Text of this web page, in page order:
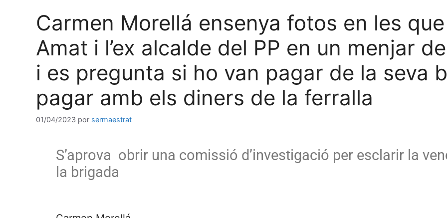
Carmen Morellá ensenya fotos en les
Amat i l’ex alcalde del PP en un menjar
i es pregunta si ho van pagar de la seva
pagar amb els diners de la ferralla
01/04/2023 por sermaestrat
S’aprova obrir una comissió d’investigació per esclarir la
la brigada